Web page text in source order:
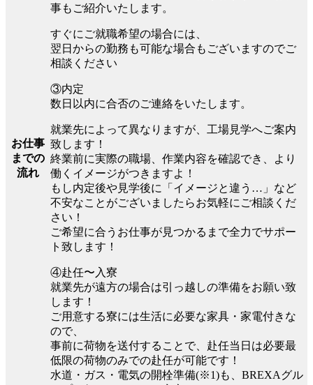
お仕事
までの
流れ
事もご紹介いたします。
すぐにご就職希望の場合には、
翌日からの勤務も可能な場合もございますのでご
相談ください
③内定
数日以内に合否のご連絡をいたします。
就業先によって異なりますが、工場見学へご案内
致します！
終業前に実際の職場、作業内容を確認でき、より
働くイメージがつきますよ！
もし内定後や見学後に「イメージと違う…」など
不安なことがございましたらお気軽にご相談くだ
さい！
ご希望に合うお仕事が見つかるまで全力でサポー
ト致します！
④赴任〜入寮
就業先が遠方の場合は引っ越しの準備をお願い致
します！
ご用意する寮には生活に必要な家具・家電付きな
ので、
事前に荷物を送付することで、赴任当日は必要最
低限の荷物のみでの赴任が可能です！
水道・ガス・電気の開栓準備(※1)も、BREXAグル